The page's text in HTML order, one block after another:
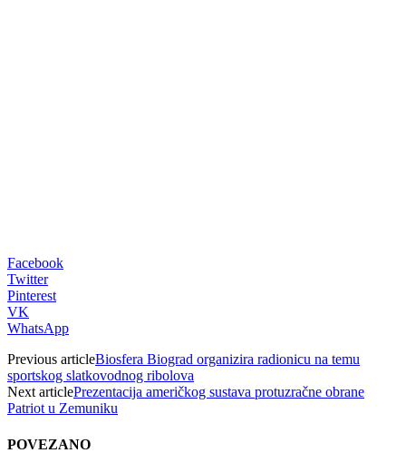
Facebook
Twitter
Pinterest
VK
WhatsApp
Previous articleBiosfera Biograd organizira radionicu na temu
sportskog slatkovodnog ribolova
Next articlePrezentacija američkog sustava protuzračne obrane
Patriot u Zemuniku
POVEZANO